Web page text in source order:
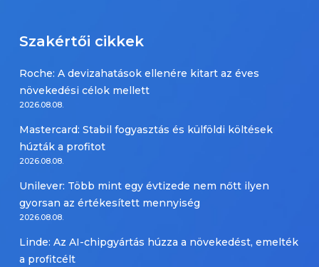
Szakértői cikkek
Roche: A devizahatások ellenére kitart az éves
növekedési célok mellett
2026.08.08.
Mastercard: Stabil fogyasztás és külföldi költések
húzták a profitot
2026.08.08.
Unilever: Több mint egy évtizede nem nőtt ilyen
gyorsan az értékesített mennyiség
2026.08.08.
Linde: Az AI-chipgyártás húzza a növekedést, emelték
a profitcélt